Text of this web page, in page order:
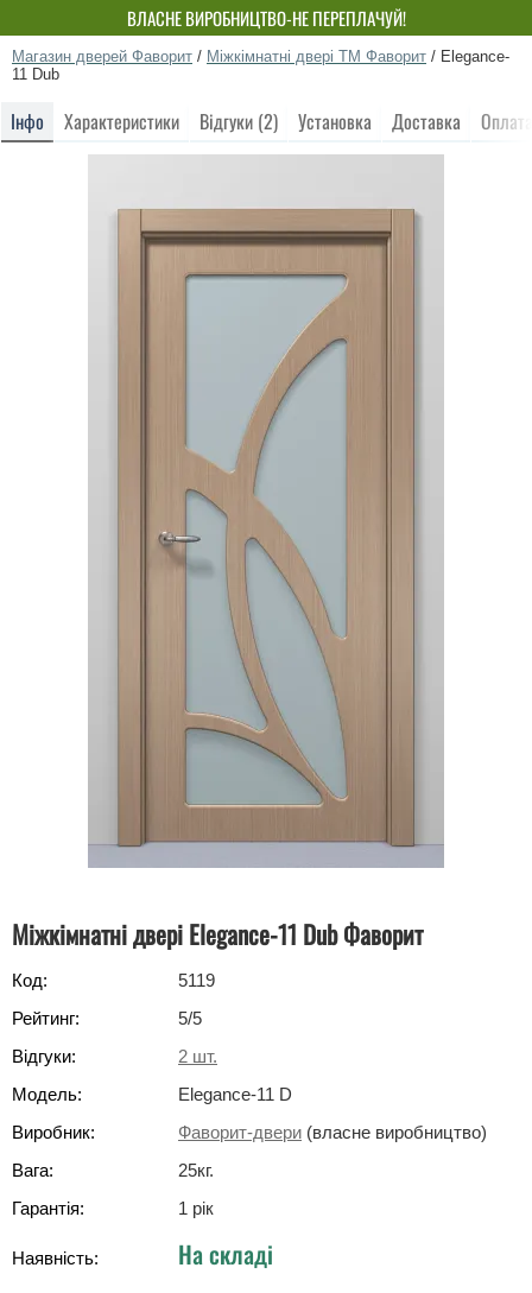
ВЛАСНЕ ВИРОБНИЦТВО-НЕ ПЕРЕПЛАЧУЙ!
Магазин дверей Фаворит / Міжкімнатні двері ТМ Фаворит / Elegance-
11 Dub
Інфо Характеристики Відгуки (2) Установка Доставка Оплата
Міжкімнатні двері Elegance-11 Dub Фаворит
Код:
5119
Рейтинг:
5/5
Відгуки:
2 шт.
Модель:
Elegance-11 D
Виробник:
Фаворит-двери (власне виробництво)
Вага:
25кг.
Гарантія:
1 рік
Наявність: На складі